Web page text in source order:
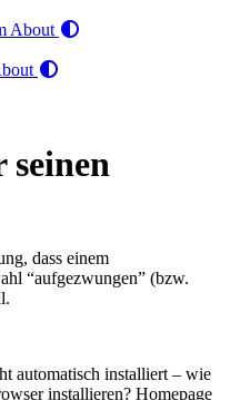
About
seinen
dass einem
“aufgezwungen” (bzw.
automatisch installiert – wie
installieren? Homepage